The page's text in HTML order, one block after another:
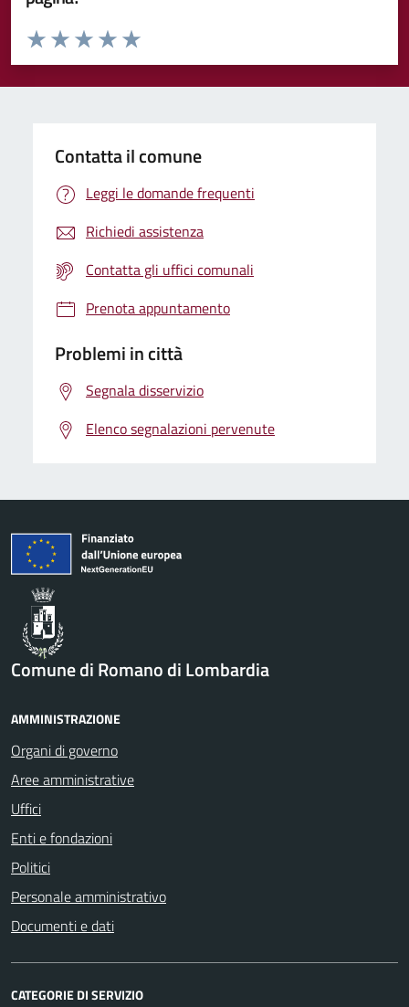
Valuta da 1 a 5 stelle la pagina
Valuta 5 stelle su 5
Valuta 4 stelle su 5
Valuta 3 stelle su 5
Valuta 2 stelle su 5
Valuta 1 stelle su 5
Contatta il comune
Leggi le domande frequenti
Richiedi assistenza
Contatta gli uffici comunali
Prenota appuntamento
Problemi in città
Segnala disservizio
Elenco segnalazioni pervenute
Comune di Romano di Lombardia
AMMINISTRAZIONE
Organi di governo
Aree amministrative
Uffici
Enti e fondazioni
Politici
Personale amministrativo
Documenti e dati
CATEGORIE DI SERVIZIO